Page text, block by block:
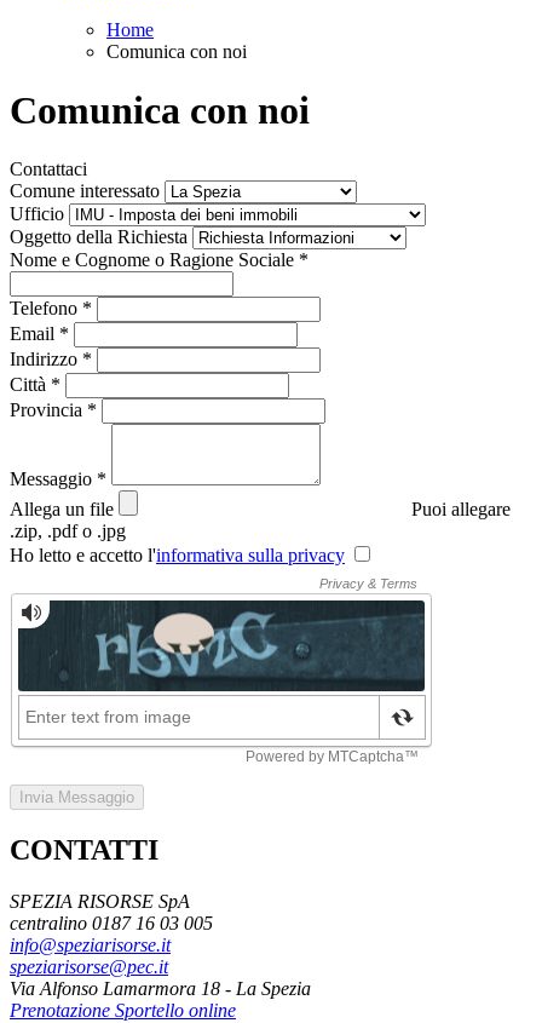
Home
Comunica con noi
Comunica con noi
Contattaci
Comune interessato
Ufficio
Oggetto della Richiesta
Nome e Cognome o Ragione Sociale *
Telefono *
Email *
Indirizzo *
Città *
Provincia *
Messaggio *
Allega un file
Puoi allegare
.zip, .pdf o .jpg
Ho letto e accetto l'informativa sulla privacy
Invia Messaggio
CONTATTI
SPEZIA RISORSE SpA
centralino 0187 16 03 005
info@speziarisorse.it
speziarisorse@pec.it
Via Alfonso Lamarmora 18 - La Spezia
Prenotazione Sportello online